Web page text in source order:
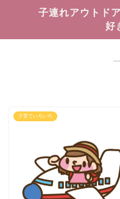
子連れアウトド
好
子育ていろいろ